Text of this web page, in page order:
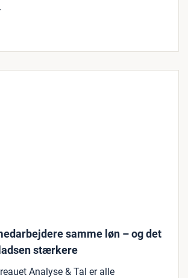
samme løn – og det
stærkere
Analyse & Tal er alle